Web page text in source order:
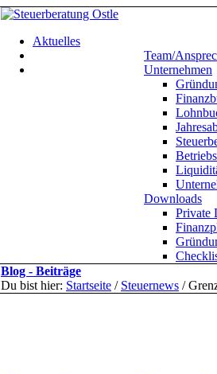
Aktuelles
Team/
Unternehmen
Downloads
Private
Blog - Beiträge
Du bist hier: Startseite / Steuernews /